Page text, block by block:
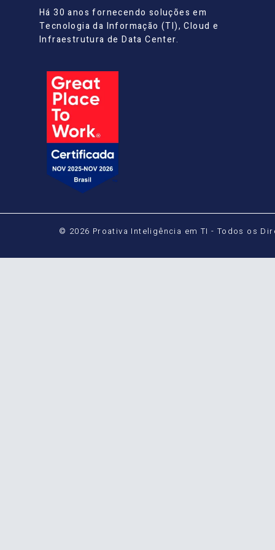
Há 30 anos fornecendo soluções em
Tecnologia da Informação (TI), Cloud e
Infraestrutura de Data Center.
© 2026 Proativa Inteligência em TI - Todos os